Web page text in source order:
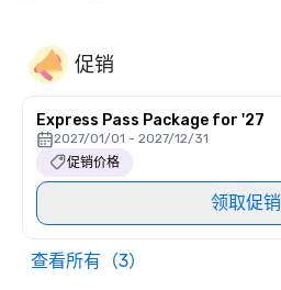
促销
Express Pass Package for '27
2027/01/01 - 2027/12/31
促销价格
领取促销
查看所有（3）